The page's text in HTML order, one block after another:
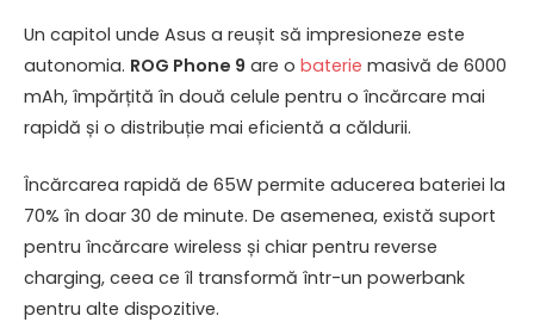
Un capitol unde Asus a reușit să impresioneze este
autonomia. ROG Phone 9 are o baterie masivă de 6000
mAh, împărțită în două celule pentru o încărcare mai
rapidă și o distribuție mai eficientă a căldurii.
Încărcarea rapidă de 65W permite aducerea bateriei la
70% în doar 30 de minute. De asemenea, există suport
pentru încărcare wireless și chiar pentru reverse
charging, ceea ce îl transformă într-un powerbank
pentru alte dispozitive.